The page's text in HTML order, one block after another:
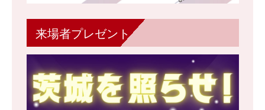
来場者プレゼント